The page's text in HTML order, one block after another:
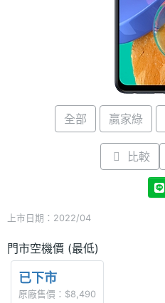
全部 贏家綠
比較
上市日期：2022/04
門市空機價 (最低)
已下市
原廠售價：$8,490